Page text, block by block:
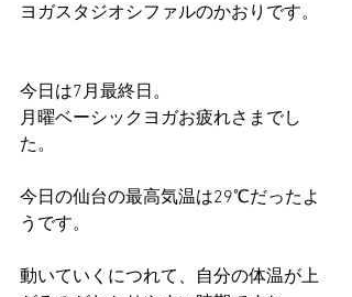
ヨガスタジオシファルのかおりです。
今日は7月最終日。
月曜ベーシックヨガお疲れさまでし
た。
今日の仙台の最高気温は29℃だったよ
うです。
動いていくにつれて、自分の体温が上